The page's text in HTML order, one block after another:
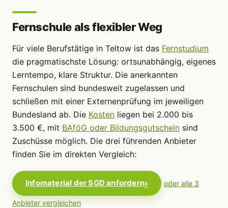
Fernschule als flexibler Weg
Für viele Berufstätige in Teltow ist das Fernstudium
die pragmatischste Lösung: ortsunabhängig, eigenes
Lerntempo, klare Struktur. Die anerkannten
Fernschulen sind bundesweit zugelassen und
schließen mit einer Externenprüfung im jeweiligen
Bundesland ab. Die Kosten liegen bei 2.000 bis
3.500 €, mit BAföG oder Bildungsgutschein sind
Zuschüsse möglich. Die drei führenden Anbieter
finden Sie im direkten Vergleich:
Infomaterial der SGD anfordern oder alle 3
Anbieter vergleichen